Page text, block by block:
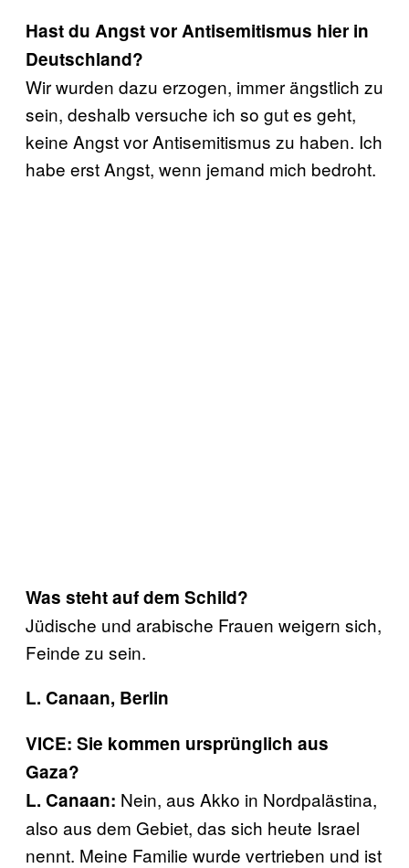
Hast du Angst vor Antisemitismus hier in
Deutschland?
Wir wurden dazu erzogen, immer ängstlich zu
sein, deshalb versuche ich so gut es geht,
keine Angst vor Antisemitismus zu haben. Ich
habe erst Angst, wenn jemand mich bedroht.
Was steht auf dem Schild?
Jüdische und arabische Frauen weigern sich,
Feinde zu sein.
L. Canaan, Berlin
VICE: Sie kommen ursprünglich aus
Gaza?
L. Canaan: Nein, aus Akko in Nordpalästina,
also aus dem Gebiet, das sich heute Israel
nennt. Meine Familie wurde vertrieben und ist